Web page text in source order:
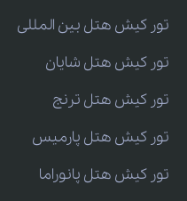
تور کیش هتل بین المللی
تور کیش هتل شایان
تور کیش هتل ترنج
تور کیش هتل پارمیس
تور کیش هتل پانوراما